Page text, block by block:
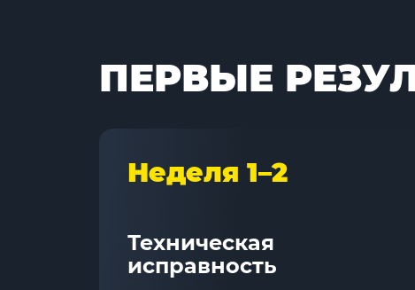
ПЕРВЫЕ
Неделя 1–2
Техническая
исправность